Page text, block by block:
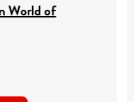
World of